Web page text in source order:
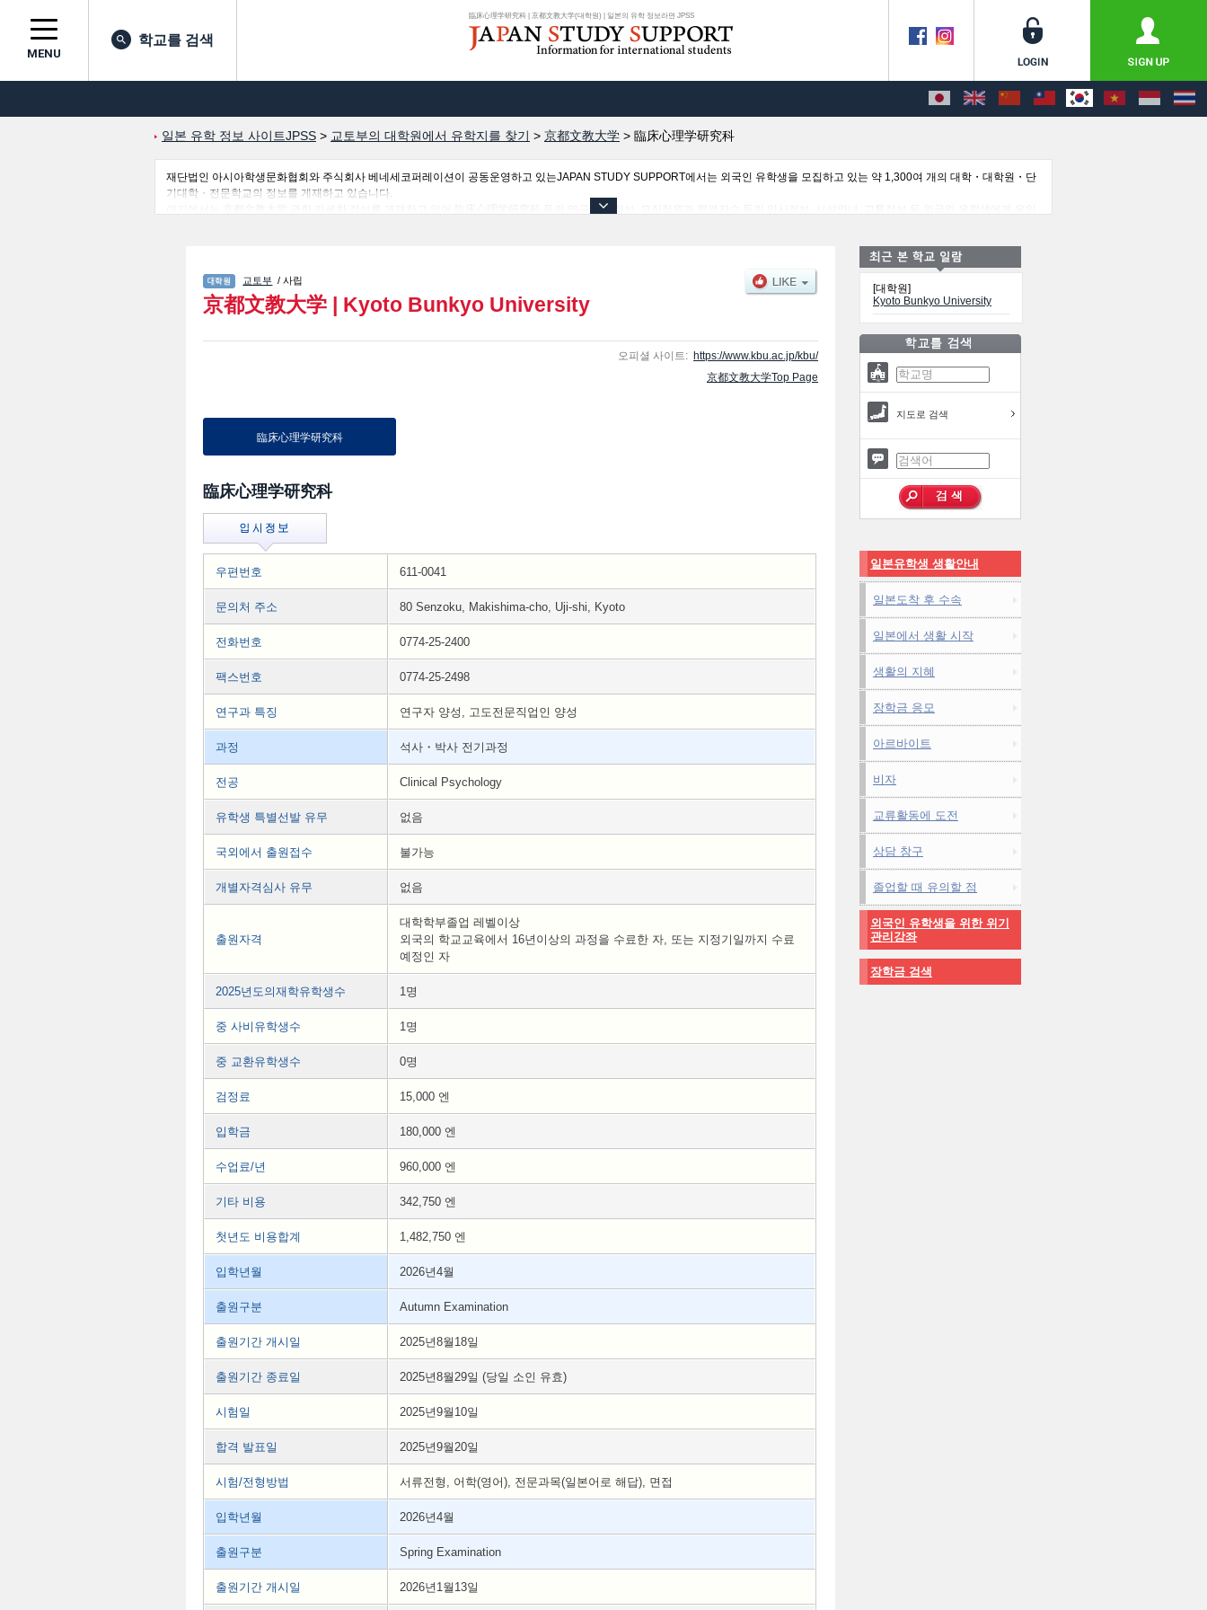
臨床心理学研究科 | 京都文教大学(대학원) | 일본의 유학 정보라면 JPSS
MENU
학교를 검색
일본 유학 정보 사이트JPSS > 교토부의 대학원에서 유학지를 찾기 > 京都文教大学 > 臨床心理学研究科
재단법인 아시아학생문화협회와 주식회사 베네세코퍼레이션이 공동운영하고 있는JAPAN STUDY SUPPORT에서는 외국인 유학생을 모집하고 있는 약 1,300여 개의 대학・대학원・단
기대학・전문학교의 정보를 게재하고 있습니다.
여기에서는 京都文教大学 관한 자세한 정보를 게재하고 있어 臨床心理学研究科 등의 연구과별 정보, 모집정원과 합격자수 등의 입시정보, 시설안내, 교통정보 등 외국인 유학생에게 유익
교토부 / 사립
京都文教大学 | Kyoto Bunkyo University
오피셜 사이트: https://www.kbu.ac.jp/kbu/
京都文教大学Top Page
臨床心理学研究科
臨床心理学研究科
우편번호 611-0041
문의처 주소 80 Senzoku, Makishima-cho, Uji-shi, Kyoto
전화번호 0774-25-2400
팩스번호 0774-25-2498
연구과 특징 연구자 양성, 고도전문직업인 양성
과정 석사・박사 전기과정
전공 Clinical Psychology
유학생 특별선발 유무 없음
국외에서 출원접수 불가능
개별자격심사 유무 없음
출원자격
대학학부졸업 레벨이상
외국의 학교교육에서 16년이상의 과정을 수료한 자, 또는 지정기일까지 수료
예정인 자
2025년도의재학유학생수 1명
중 사비유학생수 1명
중 교환유학생수 0명
검정료 15,000 엔
입학금 180,000 엔
수업료/년 960,000 엔
기타 비용 342,750 엔
첫년도 비용합계 1,482,750 엔
입학년월 2026년4월
출원구분 Autumn Examination
출원기간 개시일 2025년8월18일
출원기간 종료일 2025년8월29일 (당일 소인 유효)
시험일 2025년9월10일
합격 발표일 2025년9월20일
시험/전형방법 서류전형, 어학(영어), 전문과목(일본어로 해답), 면접
입학년월 2026년4월
출원구분 Spring Examination
출원기간 개시일 2026년1월13일
[대학원]
Kyoto Bunkyo University
지도로 검색
일본유학생 생활안내
일본도착 후 수속
일본에서 생활 시작
생활의 지혜
장학금 응모
아르바이트
비자
교류활동에 도전
상담 창구
졸업할 때 유의할 점
외국인 유학생을 위한 위기
관리강좌
장학금 검색